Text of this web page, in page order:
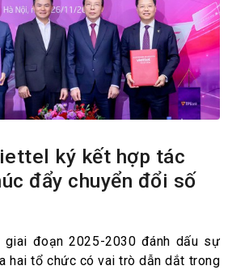
ký kết hợp tác
đẩy chuyển đổi số
giai đoạn 2025-2030 đánh dấu sự
hai tổ chức có vai trò dẫn dắt trong